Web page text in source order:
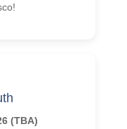
(TBA)